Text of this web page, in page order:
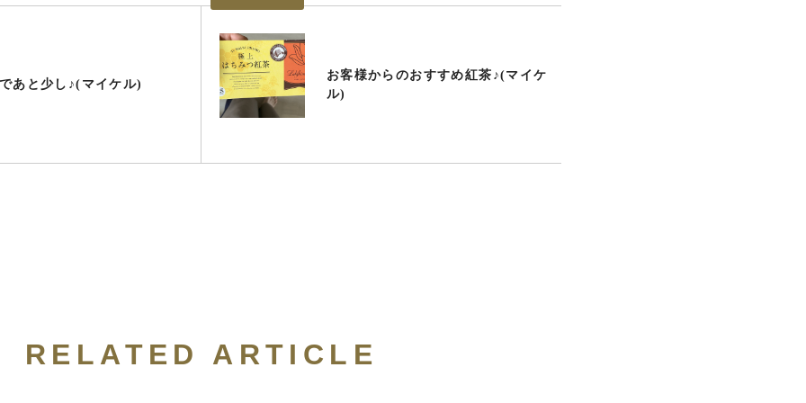
あと少し♪(マイケル)
お客様からのおすすめ紅茶♪(マイケ
ル)
RELATED ARTICLE